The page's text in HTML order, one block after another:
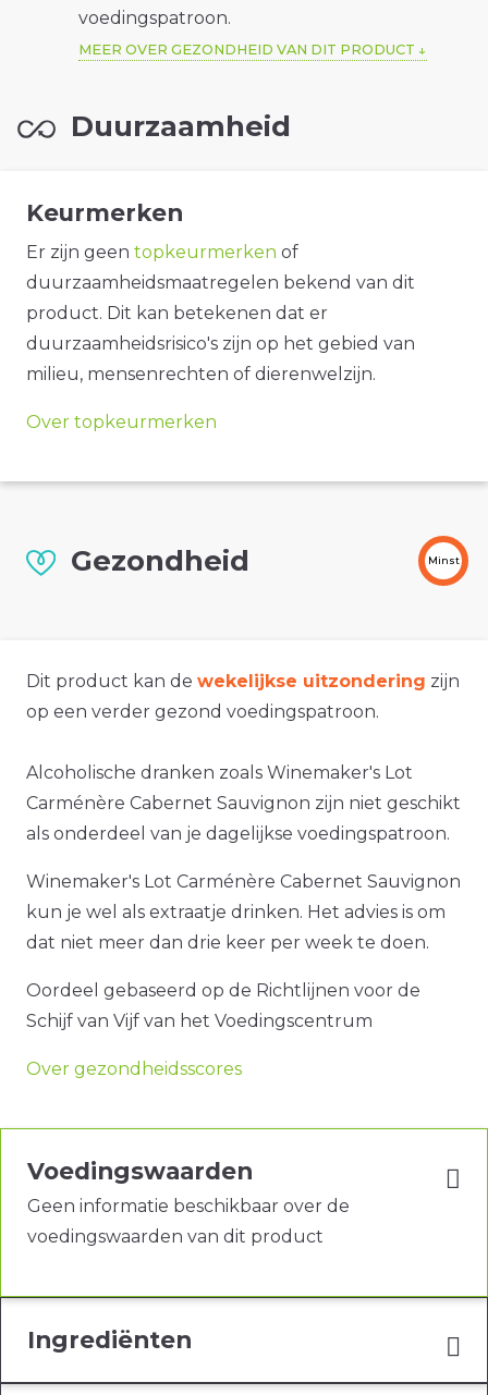
voedingspatroon.
MEER OVER GEZONDHEID VAN DIT PRODUCT
Duurzaamheid
Keurmerken
Er zijn geen topkeurmerken of
duurzaamheidsmaatregelen bekend van dit
product. Dit kan betekenen dat er
duurzaamheidsrisico's zijn op het gebied van
milieu, mensenrechten of dierenwelzijn.
Over topkeurmerken
Gezondheid Minst
Dit product kan de wekelijkse uitzondering zijn
op een verder gezond voedingspatroon.
Alcoholische dranken zoals Winemaker's Lot
Carménère Cabernet Sauvignon zijn niet geschikt
als onderdeel van je dagelijkse voedingspatroon.
Winemaker's Lot Carménère Cabernet Sauvignon
kun je wel als extraatje drinken. Het advies is om
dat niet meer dan drie keer per week te doen.
Oordeel gebaseerd op de Richtlijnen voor de
Schijf van Vijf van het Voedingscentrum
Over gezondheidsscores
Voedingswaarden
Geen informatie beschikbaar over de
voedingswaarden van dit product
Ingrediënten